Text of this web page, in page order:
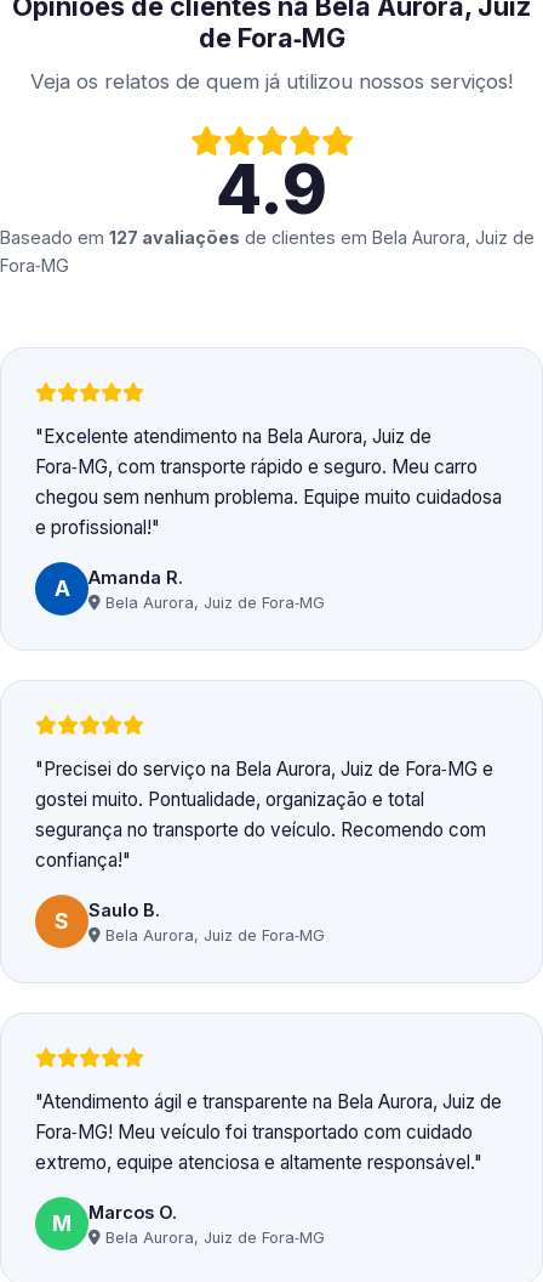
de Fora‑MG
Veja os relatos de quem já utilizou nossos serviços!
4.9
Baseado em 127 avaliações de clientes em Bela Aurora, Juiz de
Fora‑MG
Excelente atendimento na Bela Aurora, Juiz de
Fora‑MG, com transporte rápido e seguro. Meu carro
chegou sem nenhum problema. Equipe muito cuidadosa
e profissional!
A Amanda R.
Bela Aurora, Juiz de Fora‑MG
Precisei do serviço na Bela Aurora, Juiz de Fora‑MG e
gostei muito. Pontualidade, organização e total
segurança no transporte do veículo. Recomendo com
confiança!
S Saulo B.
Bela Aurora, Juiz de Fora‑MG
Atendimento ágil e transparente na Bela Aurora, Juiz de
Fora‑MG! Meu veículo foi transportado com cuidado
extremo, equipe atenciosa e altamente responsável.
M Marcos O.
Bela Aurora, Juiz de Fora‑MG